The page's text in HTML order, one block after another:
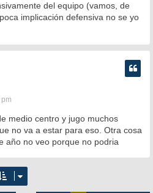
del equipo (vamos, de
implicación defensiva no se yo
medio centro y jugo muchos
no va a estar para eso. Otra cosa
año no veo porque no podria